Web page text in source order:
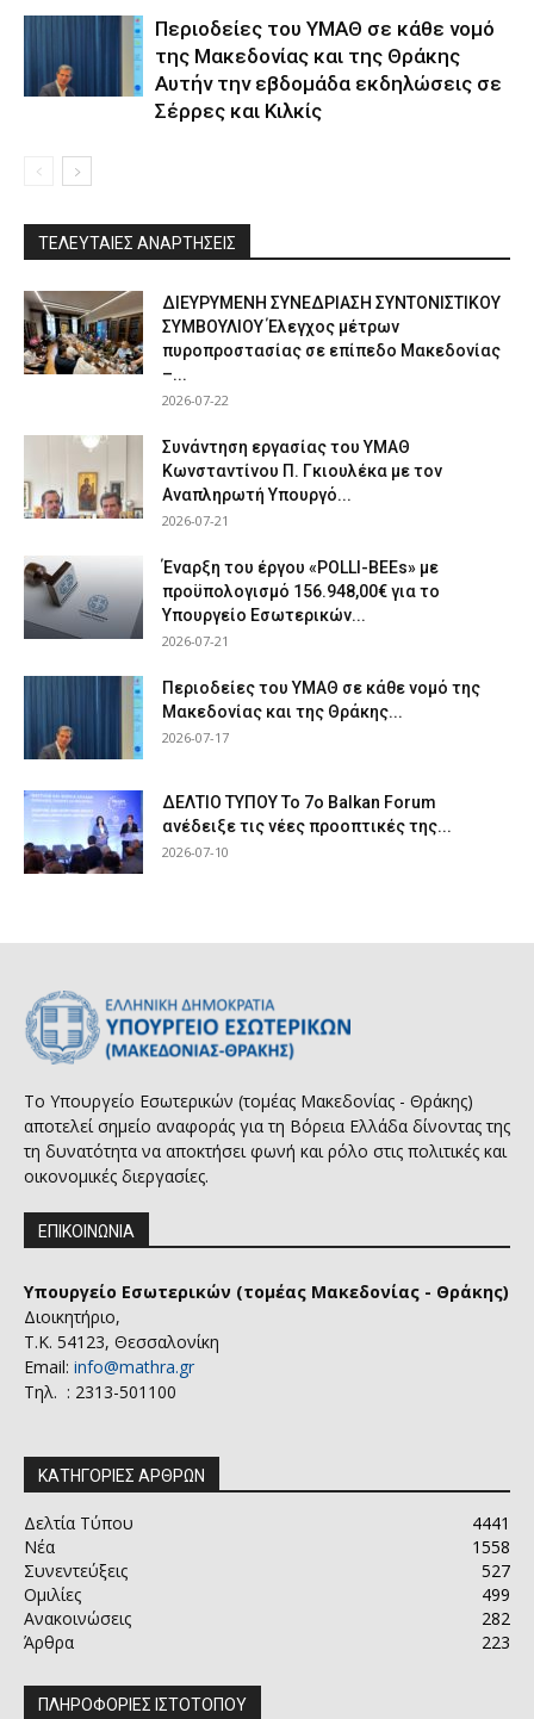
Περιοδείες του ΥΜΑΘ σε κάθε νομό
της Μακεδονίας και της Θράκης
Αυτήν την εβδομάδα εκδηλώσεις σε
Σέρρες και Κιλκίς
ΤΕΛΕΥΤΑΙΕΣ ΑΝΑΡΤΗΣΕΙΣ
ΔΙΕΥΡΥΜΕΝΗ ΣΥΝΕΔΡΙΑΣΗ ΣΥΝΤΟΝΙΣΤΙΚΟΥ
ΣΥΜΒΟΥΛΙΟΥ Έλεγχος μέτρων
πυροπροστασίας σε επίπεδο Μακεδονίας
–...
2026-07-22
Συνάντηση εργασίας του ΥΜΑΘ
Κωνσταντίνου Π. Γκιουλέκα με τον
Αναπληρωτή Υπουργό...
2026-07-21
Έναρξη του έργου «POLLI-BEEs» με
προϋπολογισμό 156.948,00€ για το
Υπουργείο Εσωτερικών...
2026-07-21
Περιοδείες του ΥΜΑΘ σε κάθε νομό της
Μακεδονίας και της Θράκης...
2026-07-17
ΔΕΛΤΙΟ ΤΥΠΟΥ Το 7ο Balkan Forum
ανέδειξε τις νέες προοπτικές της...
2026-07-10
Το Υπουργείο Εσωτερικών (τομέας Μακεδονίας - Θράκης)
αποτελεί σημείο αναφοράς για τη Βόρεια Ελλάδα δίνοντας της
τη δυνατότητα να αποκτήσει φωνή και ρόλο στις πολιτικές και
οικονομικές διεργασίες.
ΕΠΙΚΟΙΝΩΝΙΑ
Υπουργείο Εσωτερικών (τομέας Μακεδονίας - Θράκης)
Διοικητήριο,
Τ.Κ. 54123, Θεσσαλονίκη
Email: info@mathra.gr
Τηλ. : 2313-501100
ΚΑΤΗΓΟΡΙΕΣ ΑΡΘΡΩΝ
Δελτία Τύπου
4441
Νέα
1558
Συνεντεύξεις
527
Ομιλίες
499
Ανακοινώσεις
282
Άρθρα
223
ΠΛΗΡΟΦΟΡΙΕΣ ΙΣΤΟΤΟΠΟΥ